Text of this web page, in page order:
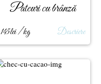
Pateuri cu brânză
145lei / kg Descriere